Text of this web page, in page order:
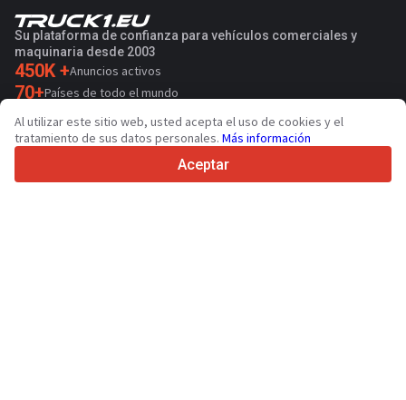
Su plataforma de confianza para vehículos comerciales y
maquinaria desde 2003
450K +Anuncios activos
70+Países de todo el mundo
36Idiomas admitidos
4.7/5
Al utilizar este sitio web, usted acepta el uso de cookies y el
tratamiento de sus datos personales. Más información
Aceptar